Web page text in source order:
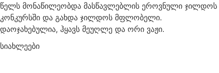
წელს მონაწილეობდა მასწავლებლის ეროვნული ჯილდოს
კონკურსში და გახდა ჯილდოს მფლობელი.
დაოჯახებულია, ჰყავს მეუღლე და ორი ვაჟი.
სიახლეები